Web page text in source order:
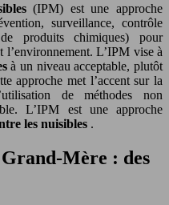
(IPM) est une approche
surveillance, contrôle
produits chimiques) pour
l’environnement. L’IPM vise à
à un niveau acceptable, plutôt
approche met l’accent sur la
de méthodes non
L’IPM est une approche
les nuisibles .
Grand-Mère : des